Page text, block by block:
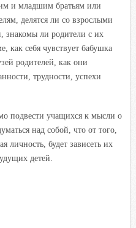
и младшим братьям или
делятся ли со взрослыми
ли родители с их
как себя чувствует бабушка
родителей, как они
трудности, успехи
подвести учащихся к мысли о
над собой, что от того,
личность, будет зависеть их
детей.